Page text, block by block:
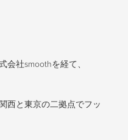
社smoothを経て、
西と東京の二拠点でフッ